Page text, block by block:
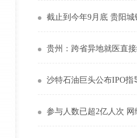
截止到今年9月底 贵阳
贵州：跨省异地就医直
参与人数已超2亿人次